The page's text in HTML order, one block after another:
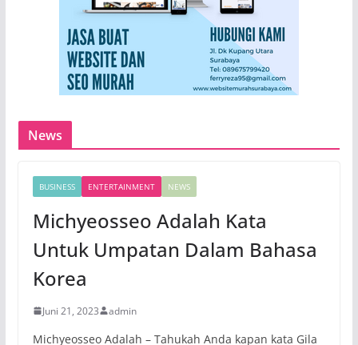
News
BUSINESS ENTERTAINMENT NEWS
Michyeosseo Adalah Kata
Untuk Umpatan Dalam Bahasa
Korea
Juni 21, 2023 admin
Michyeosseo Adalah – Tahukah Anda kapan kata Gila